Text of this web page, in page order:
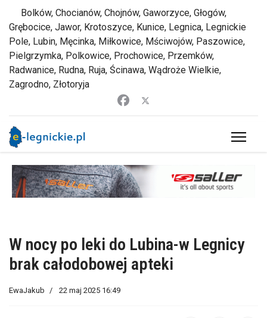
Bolków, Chocianów, Chojnów, Gaworzyce, Głogów,
Grębocice, Jawor, Krotoszyce, Kunice, Legnica, Legnickie
Pole, Lubin, Męcinka, Miłkowice, Mściwojów, Paszowice,
Pielgrzymka, Polkowice, Prochowice, Przemków,
Radwanice, Rudna, Ruja, Ścinawa, Wądroże Wielkie,
Zagrodno, Złotoryja
W nocy po leki do Lubina-w Legnicy
brak całodobowej apteki
EwaJakub 22 maj 2025 16:49